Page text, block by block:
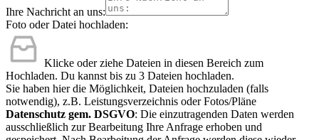
Ihre Nachricht an uns:
Foto oder Datei hochladen:
Klicke oder ziehe Dateien in diesen Bereich zum
Hochladen. Du kannst bis zu 3 Dateien hochladen.
Sie haben hier die Möglichkeit, Dateien hochzuladen (falls
notwendig), z.B. Leistungsverzeichnis oder Fotos/Pläne
Datenschutz gem. DSGVO: Die einzutragenden Daten werden
ausschließlich zur Bearbeitung Ihre Anfrage erhoben und